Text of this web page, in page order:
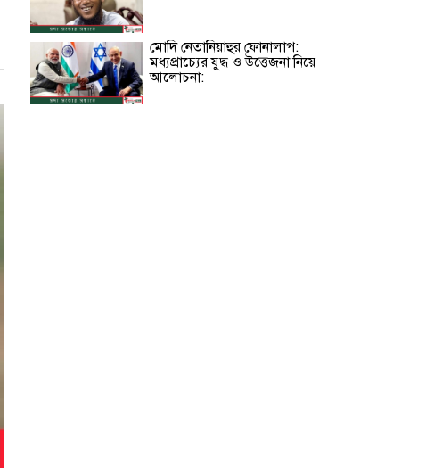
মোদি নেতানিয়াহুর ফোনালাপ:
মধ্যপ্রাচ্যের যুদ্ধ ও উত্তেজনা নিয়ে
আলোচনা: